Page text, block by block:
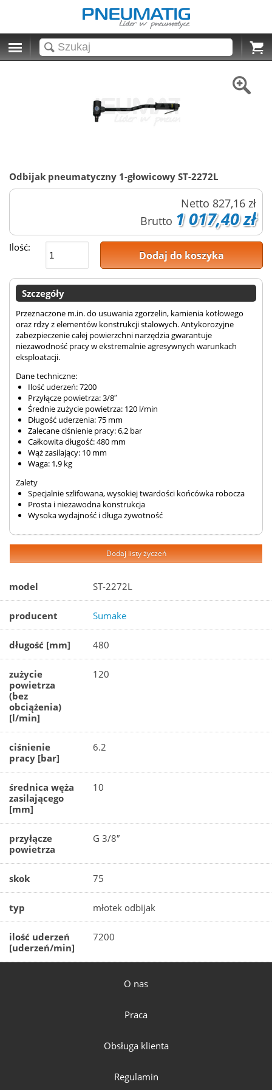
Cart
Odbijak pneumatyczny 1-głowicowy ST-2272L
Netto 827,16 zł
Brutto 1 017,40 zł
Ilość:
Dodaj do koszyka
Szczegóły
Przeznaczone m.in. do usuwania zgorzelin, kamienia kotłowego
oraz rdzy z elementów konstrukcji stalowych. Antykorozyjne
zabezpieczenie całej powierzchni narzędzia gwarantuje
niezawodność pracy w ekstremalnie agresywnych warunkach
eksploatacji.
Dane techniczne:
Ilość uderzeń: 7200
Przyłącze powietrza: 3/8″
Średnie zużycie powietrza: 120 l/min
Długość uderzenia: 75 mm
Zalecane ciśnienie pracy: 6,2 bar
Całkowita długość: 480 mm
Wąż zasilający: 10 mm
Waga: 1,9 kg
Zalety
Specjalnie szlifowana, wysokiej twardości końcówka robocza
Prosta i niezawodna konstrukcja
Wysoka wydajność i długa żywotność
Dodaj listy życzeń
model ST-2272L
producent Sumake
długość [mm] 480
zużycie
powietrza
(bez
obciążenia)
[l/min]
120
ciśnienie
pracy [bar]
6.2
średnica węża
zasilającego
[mm]
10
przyłącze
powietrza
G 3/8″
skok 75
typ młotek odbijak
ilość uderzeń
[uderzeń/min]
7200
O nas
Praca
Obsługa klienta
Regulamin